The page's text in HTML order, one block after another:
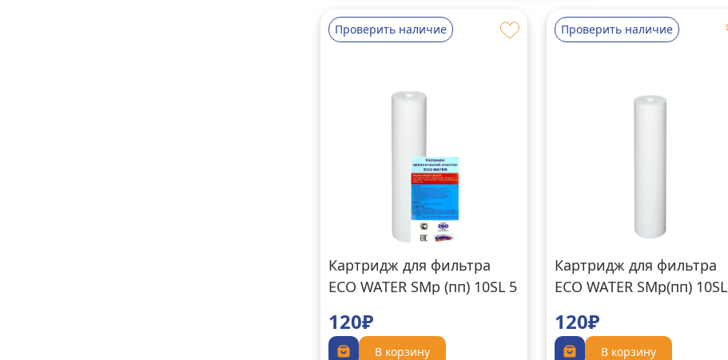
Проверить наличие
Картридж для фильтра
ECO WATER SMp (пп) 10SL 5
120₽
В корзину
Проверить наличие
Картридж для фильтра
ECO WATER SMp(пп) 10SL
120₽
В корзину